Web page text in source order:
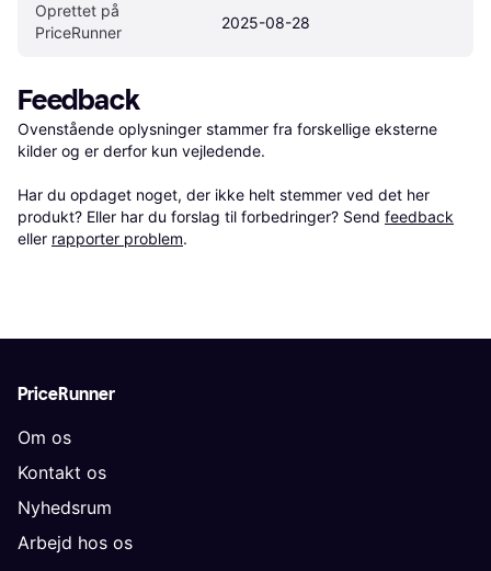
Oprettet på
PriceRunner
2025-08-28
Feedback
Ovenstående oplysninger stammer fra forskellige eksterne
kilder og er derfor kun vejledende.
Har du opdaget noget, der ikke helt stemmer ved det her
produkt? Eller har du forslag til forbedringer? Send feedback
eller rapporter problem.
PriceRunner
Om os
Kontakt os
Nyhedsrum
Arbejd hos os